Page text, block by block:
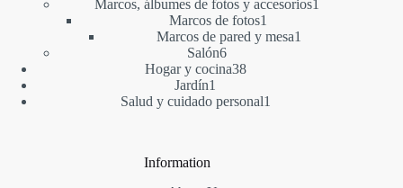
productos
Marcos, álbumes de fotos y accesorios1
Marcos de fotos1
producto
Marcos de pared y mesa1
Salón66
productos
Hogar y cocina3838
Jardín1
producto
Salud y cuidado personal1
Information